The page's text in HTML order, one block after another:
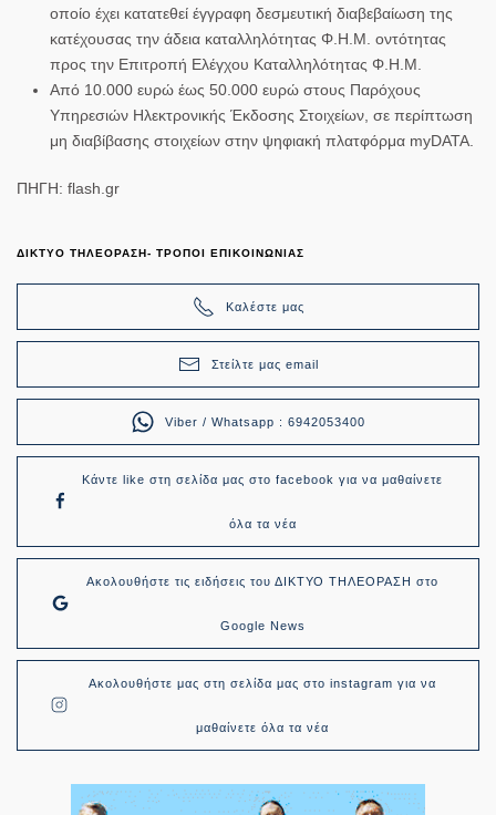
οποίο έχει κατατεθεί έγγραφη δεσμευτική διαβεβαίωση της
κατέχουσας την άδεια καταλληλότητας Φ.Η.Μ. οντότητας
προς την Επιτροπή Ελέγχου Καταλληλότητας Φ.Η.Μ.
Από 10.000 ευρώ έως 50.000 ευρώ στους Παρόχους
Υπηρεσιών Ηλεκτρονικής Έκδοσης Στοιχείων, σε περίπτωση
μη διαβίβασης στοιχείων στην ψηφιακή πλατφόρμα myDATA.
ΠΗΓΗ: flash.gr
ΔΙΚΤΥΟ ΤΗΛΕΟΡΑΣΗ- ΤΡΟΠΟΙ ΕΠΙΚΟΙΝΩΝΙΑΣ
Καλέστε μας
Στείλτε μας email
Viber / Whatsapp : 6942053400
Κάντε like στη σελίδα μας στο facebook για να μαθαίνετε
όλα τα νέα
Ακολουθήστε τις ειδήσεις του ΔΙΚΤΥΟ ΤΗΛΕΟΡΑΣΗ στο
Google News
Ακολουθήστε μας στη σελίδα μας στο instagram για να
μαθαίνετε όλα τα νέα